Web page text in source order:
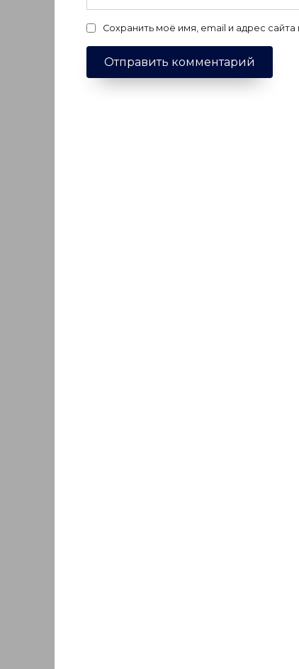
Сохранить моё имя, email и адрес